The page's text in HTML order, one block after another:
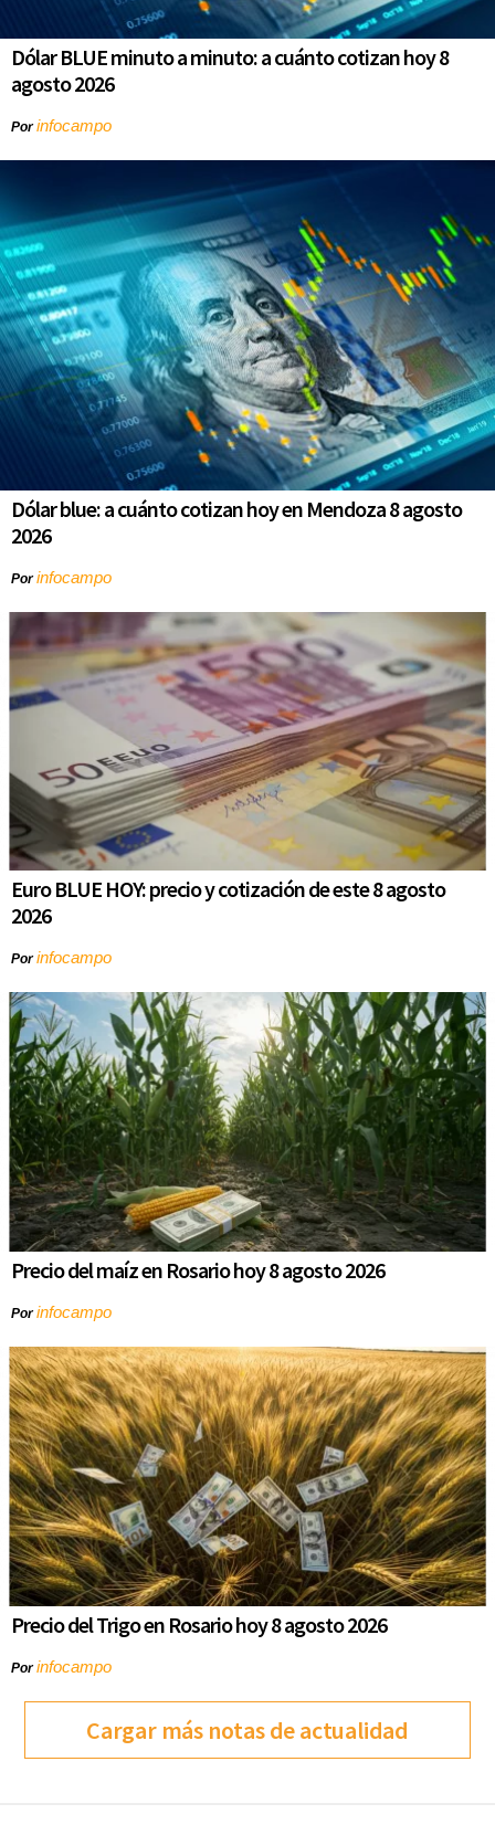
Dólar BLUE minuto a minuto: a cuánto cotizan hoy 8
agosto 2026
Porinfocampo
Dólar blue: a cuánto cotizan hoy en Mendoza 8 agosto
2026
Porinfocampo
Euro BLUE HOY: precio y cotización de este 8 agosto
2026
Porinfocampo
Precio del maíz en Rosario hoy 8 agosto 2026
Porinfocampo
Precio del Trigo en Rosario hoy 8 agosto 2026
Porinfocampo
Cargar más notas de actualidad